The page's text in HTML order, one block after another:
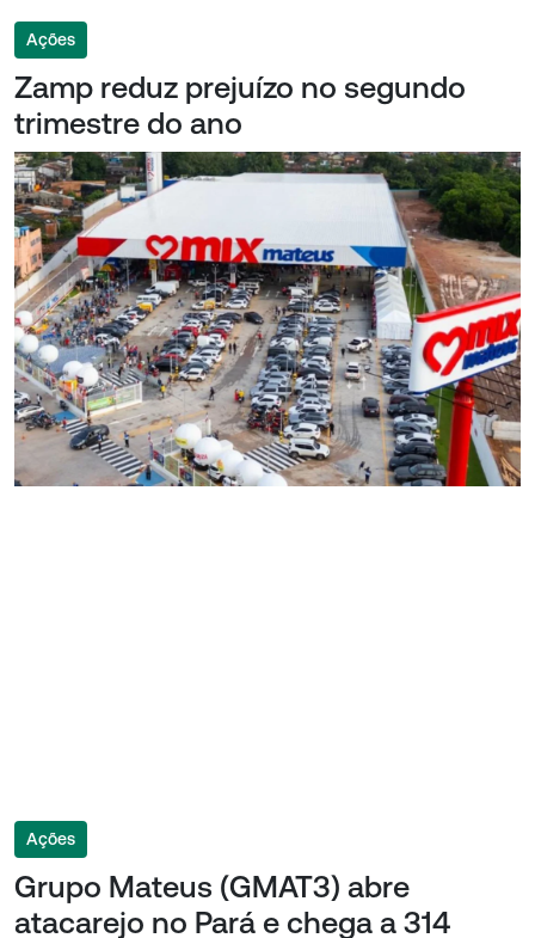
Ações
Zamp reduz prejuízo no segundo
trimestre do ano
Ações
Grupo Mateus (GMAT3) abre
atacarejo no Pará e chega a 314